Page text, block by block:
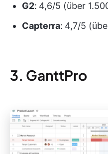
G2: 4,6/5 (über
Capterra: 4,7/5
3. GanttPro